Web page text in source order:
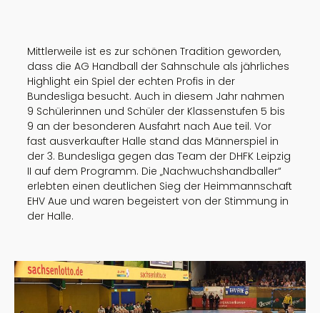
Mittlerweile ist es zur schönen Tradition geworden,
dass die AG Handball der Sahnschule als jährliches
Highlight ein Spiel der echten Profis in der
Bundesliga besucht. Auch in diesem Jahr nahmen
9 Schülerinnen und Schüler der Klassenstufen 5 bis
9 an der besonderen Ausfahrt nach Aue teil. Vor
fast ausverkaufter Halle stand das Männerspiel in
der 3. Bundesliga gegen das Team der DHFK Leipzig
II auf dem Programm. Die „Nachwuchshandballer“
erlebten einen deutlichen Sieg der Heimmannschaft
EHV Aue und waren begeistert von der Stimmung in
der Halle.